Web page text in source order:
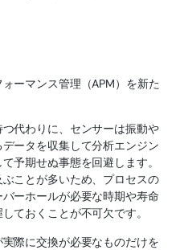
ーマンス管理（APM）を新た
代わりに、センサーは振動や
ータを収集して分析エンジン
予期せぬ事態を回避します。
ことが多いため、プロセスの
ーホールが必要な時期や寿命
ておくことが不可欠です。
際に交換が必要なものだけを